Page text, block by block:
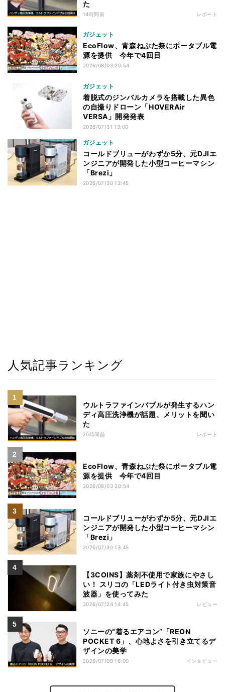
た
14時間前 レポート
ガジェット
EcoFlow、青森ねぶた祭にポータブル電
源を提供 今年で4回目
2026/08/03 20:54
ガジェット
着脱式のジンバルカメラを搭載した異色
の自撮りドローン「HOVERAir
VERSA」開発発表
2026/07/31 13:00
ガジェット
コールドブリューがわずか5分、元DJIエ
ンジニアが開発した小型コーヒーマシン
「Brezi」
2026/07/30 13:45
人気記事ランキング
ウルトラファインバブルが発生するハン
ディ高圧洗浄機が話題、メリットを聞い
た
20時間前 レポート
EcoFlow、青森ねぶた祭にポータブル電
源を提供 今年で4回目
2026/08/03 20:54
コールドブリューがわずか5分、元DJIエ
ンジニアが開発した小型コーヒーマシン
「Brezi」
2026/07/30 13:45
【3COINS】薬剤不使用で家族にやさし
い！ スリコの「LEDライト付き虫対策音
波器」を使ってみた
2026/07/24 14:45 レビュー
ソニーの“着るエアコン”「REON
POCKET 6」、心地よさを引き立てるデ
ザインの美学
2026/07/09 16:00 インタビュー